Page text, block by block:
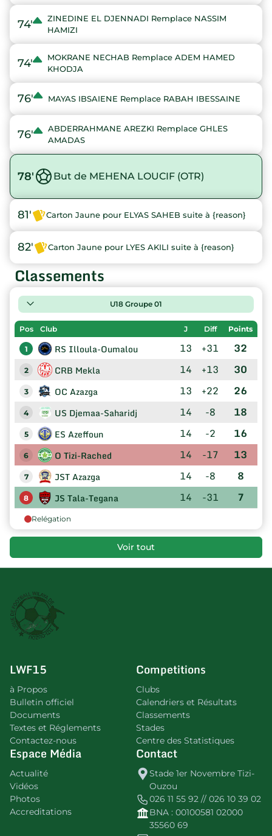
74'
ZINEDINE EL DJENNADI Remplace NASSIM
HAMIZI
74'
MOKRANE NECHAB Remplace ADEM HAMED
KHODJA
76' MAYAS IBSAIENE Remplace RABAH IBESSAINE
76'
ABDERRAHMANE AREZKI Remplace GHLES
AMADAS
78' But de MEHENA LOUCIF (OTR)
81' Carton Jaune pour ELYAS SAHEB suite à {reason}
82' Carton Jaune pour LYES AKILI suite à {reason}
Classements
U18 Groupe 01
Pos Club J Diff Points
1 RS Illoula-Oumalou 13 +31 32
2 CRB Mekla 14 +13 30
3 OC Azazga 13 +22 26
4 US Djemaa-Saharidj 14 -8 18
5 ES Azeffoun 14 -2 16
6 O Tizi-Rached 14 -17 13
7 JST Azazga 14 -8 8
8 JS Tala-Tegana 14 -31 7
Relégation
Voir tout
LWF15
à Propos
Bulletin officiel
Documents
Textes et Réglements
Contactez-nous
Competitions
Clubs
Calendriers et Résultats
Classements
Stades
Centre des Statistiques
Espace Média
Actualité
Vidéos
Photos
Accreditations
Contact
Stade 1er Novembre Tizi-
Ouzou
026 11 55 92 // 026 10 39 02
BNA : 00100581 02000
35560 69